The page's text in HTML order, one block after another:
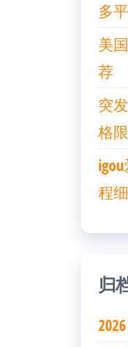
多
美
荐
突
格
程
归